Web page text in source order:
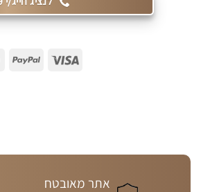
אתר מאובטח